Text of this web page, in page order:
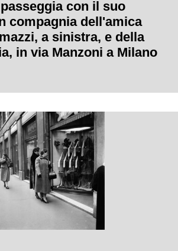
con il suo
compagnia dell'amica
a sinistra, e della
in via Manzoni a Milano